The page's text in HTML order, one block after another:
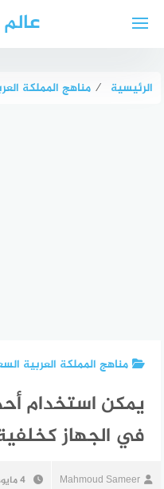
الرئيسية ⁄ مناهج المملكة
مناهج المملكة العربية
يمكن استخدام
في الجهاز
Mahmoud Sameer 4 مايو، 2025